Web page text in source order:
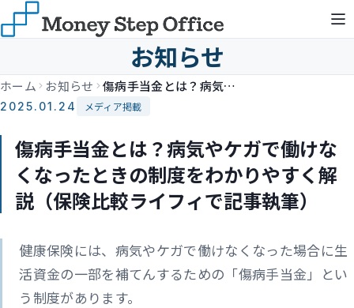
お知らせ
ホーム お知らせ 傷病手当金とは？病気やケガで働けなくなったときの制度をわかりやすく解説（保険比較ライフィで記事執筆）
2025.01.24 メディア掲載
傷病手当金とは？病気やケガで働けな
くなったときの制度をわかりやすく解
説（保険比較ライフィで記事執筆）
健康保険には、病気やケガで働けなくなった場合に生
活資金の一部を補てんするための「傷病手当金」とい
う制度があります。